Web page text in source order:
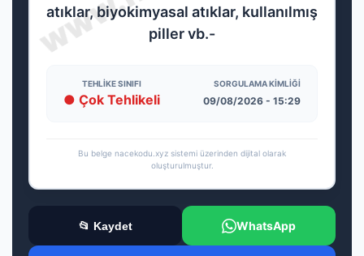
atıklar, biyokimyasal atıklar, kullanılmış
piller vb.-
TEHLIKE SINIFI
● Çok Tehlikeli
SORGULAMA KIMLIĞI
09/08/2026 - 15:29
Bu belge nacekodu.xyz sistemi üzerinden dijital olarak
oluşturulmuştur.
📂 Kaydet WhatsApp